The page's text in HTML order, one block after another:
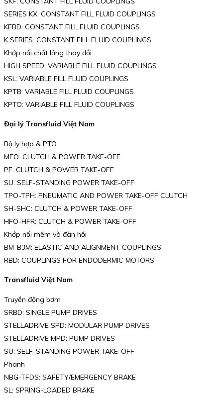
SERIES KX: CONSTANT FILL FLUID COUPLINGS
KFBD: CONSTANT FILL FLUID COUPLINGS
K SERIES: CONSTANT FILL FLUID COUPLINGS
Khớp nối chất lỏng thay đổi
HIGH SPEED: VARIABLE FILL FLUID COUPLINGS
KSL: VARIABLE FILL FLUID COUPLINGS
KPTB: VARIABLE FILL FLUID COUPLINGS
KPTO: VARIABLE FILL FLUID COUPLINGS
Đại lý Transfluid Việt Nam
Bộ ly hợp & PTO
MFO: CLUTCH & POWER TAKE-OFF
PF: CLUTCH & POWER TAKE-OFF
SU: SELF-STANDING POWER TAKE-OFF
TPO-TPH: PNEUMATIC AND POWER TAKE-OFF CLUTCH
SH-SHC: CLUTCH & POWER TAKE-OFF
HFO-HFR: CLUTCH & POWER TAKE-OFF
Khớp nối mềm và đàn hồi
BM-B3M: ELASTIC AND ALIGNMENT COUPLINGS
RBD: COUPLINGS FOR ENDODERMIC MOTORS
Transfluid Việt Nam
Truyền động bơm
SRBD: SINGLE PUMP DRIVES
STELLADRIVE SPD: MODULAR PUMP DRIVES
STELLADRIVE MPD: PUMP DRIVES
SU: SELF-STANDING POWER TAKE-OFF
Phanh
NBG-TFDS: SAFETY/EMERGENCY BRAKE
SL: SPRING-LOADED BRAKE